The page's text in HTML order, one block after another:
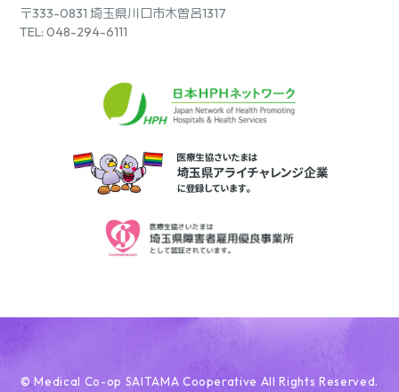
〒333-0831 埼玉県川口市木曽呂1317
TEL: 048-294-6111
© Medical Co-op SAITAMA Cooperative All Rights Reserved.